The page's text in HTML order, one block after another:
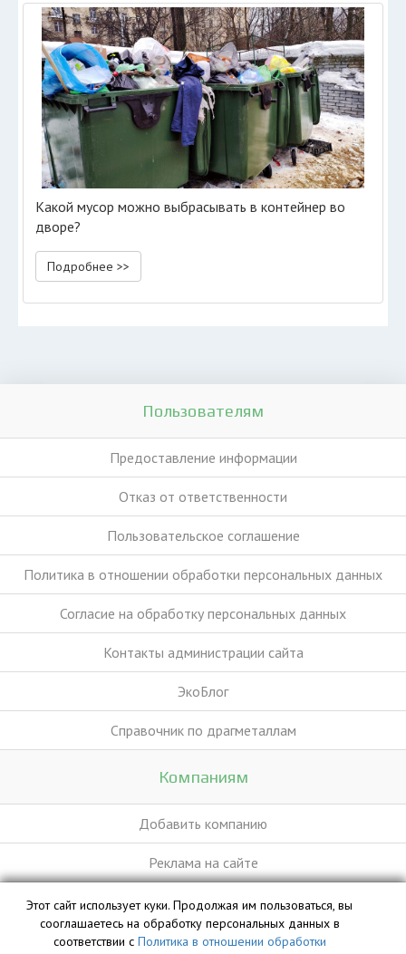
Какой мусор можно выбрасывать в контейнер во
дворе?
Подробнее >>
Пользователям
Предоставление информации
Отказ от ответственности
Пользовательское соглашение
Политика в отношении обработки персональных данных
Согласие на обработку персональных данных
Контакты администрации сайта
ЭкоБлог
Справочник по драгметаллам
Компаниям
Добавить компанию
Реклама на сайте
База данных сайта vyvoz.org является интеллектуальной
собственностью ООО «Профит» и охраняется законом.
Этот сайт использует куки. Продолжая им пользоваться, вы
сооглашаетесь на обработку персональных данных в
соответствии с Политика в отношении обработки